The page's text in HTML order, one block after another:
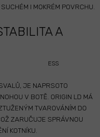
I MOKRÉM POVRCHU.
A
ESS
JE NAPRSOTO
V BOTĚ. ORIGIN LD MÁ
TVAROVÁNÍM DO
ZARUČUJE SPRÁVNOU
KOTNÍKU.